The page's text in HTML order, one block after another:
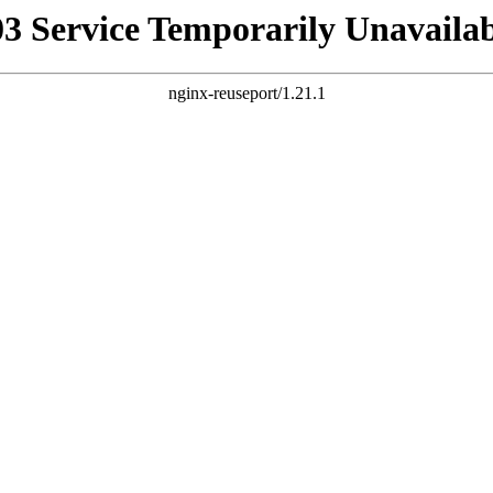
Service Temporarily
nginx-reuseport/1.21.1